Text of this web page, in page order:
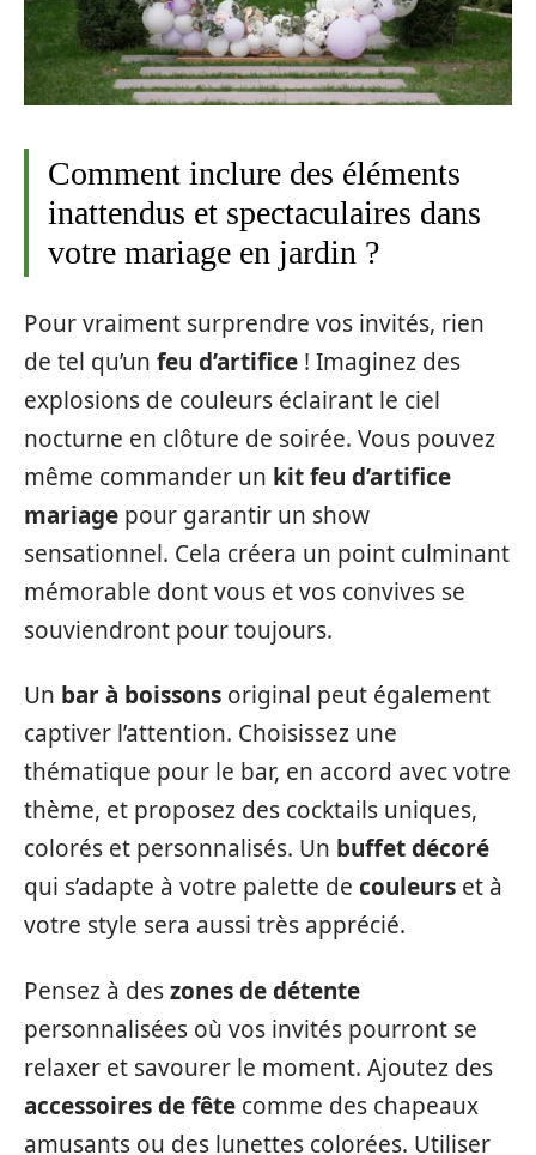
Comment inclure des éléments
inattendus et spectaculaires dans
votre mariage en jardin ?
Pour vraiment surprendre vos invités, rien
de tel qu’un feu d’artifice ! Imaginez des
explosions de couleurs éclairant le ciel
nocturne en clôture de soirée. Vous pouvez
même commander un kit feu d’artifice
mariage pour garantir un show
sensationnel. Cela créera un point culminant
mémorable dont vous et vos convives se
souviendront pour toujours.
Un bar à boissons original peut également
captiver l’attention. Choisissez une
thématique pour le bar, en accord avec votre
thème, et proposez des cocktails uniques,
colorés et personnalisés. Un buffet décoré
qui s’adapte à votre palette de couleurs et à
votre style sera aussi très apprécié.
Pensez à deszones de détente
personnalisées où vos invités pourront se
relaxer et savourer le moment. Ajoutez des
accessoires de fête comme des chapeaux
amusants ou des lunettes colorées. Utiliser